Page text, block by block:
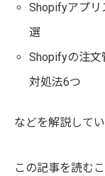
Shopifyアプリ
選
Shopifyの注文
対処法6つ
などを解説してい
この記事を読む